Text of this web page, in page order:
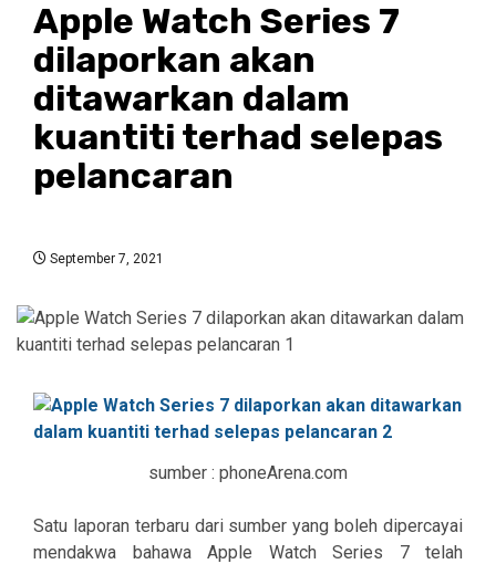
Apple Watch Series 7
dilaporkan akan
ditawarkan dalam
kuantiti terhad selepas
pelancaran
September 7, 2021
sumber : phoneArena.com
Satu laporan terbaru dari sumber yang boleh dipercayai
mendakwa bahawa Apple Watch Series 7 telah